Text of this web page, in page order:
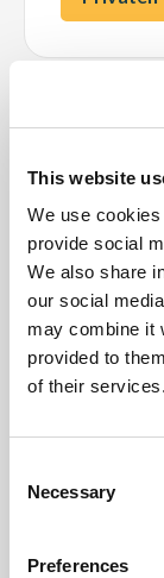
This website
We use
provide social
We also share
our social
may combine it
provided to
of their services.
Selection
Necessary
Preferences
sicher